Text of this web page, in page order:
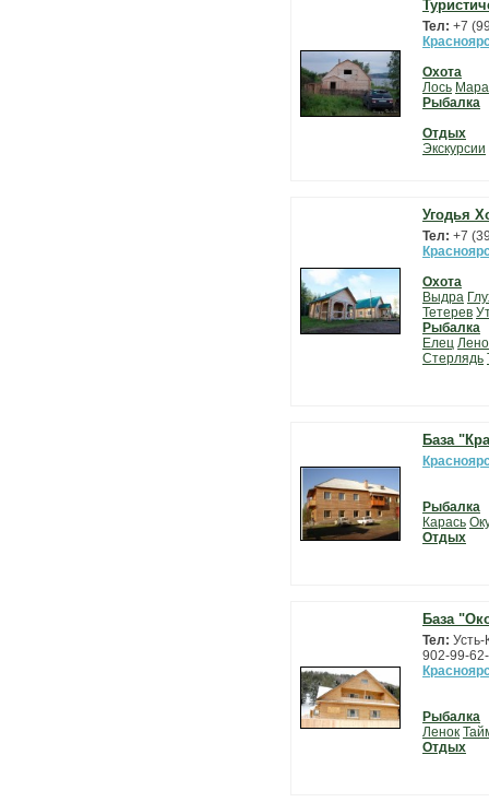
Тел: +7
Охота
Лось
Рыбалка
Отдых
Экскурсии
Угодья
Тел: +7
Охота
Выдра
Тетерев
Рыбалка
Елец
Стерлядь
База
Рыбалка
Карась
Отдых
База
Тел: Усть-
902-99-
Рыбалка
Ленок
Отдых